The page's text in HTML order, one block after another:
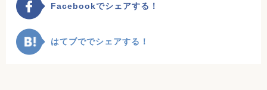
Facebookでシェアする！
はてブででシェアする！